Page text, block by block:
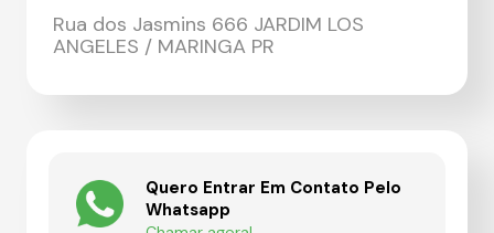
Rua dos Jasmins 666 JARDIM LOS
ANGELES / MARINGA PR
Quero Entrar Em Contato Pelo
Whatsapp